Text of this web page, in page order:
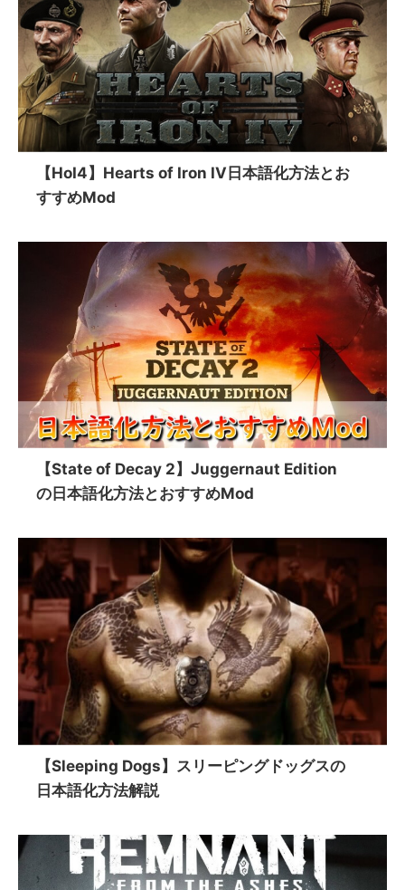
【HoI4】Hearts of Iron IV日本語化方法とお
すすめMod
【State of Decay 2】Juggernaut Edition
の日本語化方法とおすすめMod
【Sleeping Dogs】スリーピングドッグスの
日本語化方法解説